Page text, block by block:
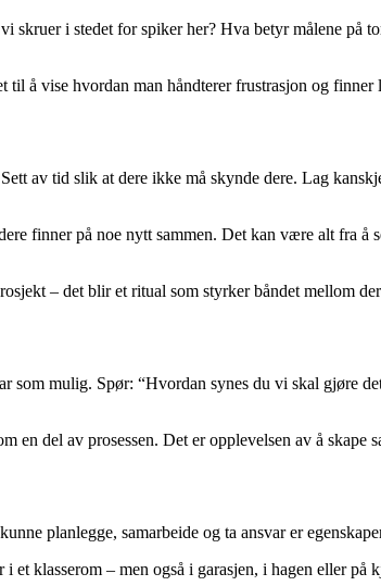
i stedet for spiker her? Hva betyr målene
å vise hvordan man håndterer frustrasjon og
av tid slik at dere ikke må skynde dere. Lag
finner på noe nytt sammen. Det kan være alt fra å
– det blir et ritual som styrker båndet mellom
som mulig. Spør: “Hvordan synes du vi skal gjøre
en del av prosessen. Det er opplevelsen av å skape
planlegge, samarbeide og ta ansvar er
klasserom – men også i garasjen, i hagen eller